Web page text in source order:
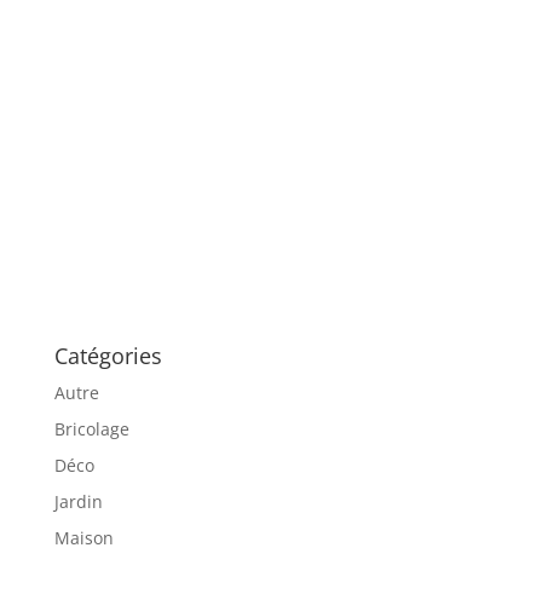
Catégories
Autre
Bricolage
Déco
Jardin
Maison